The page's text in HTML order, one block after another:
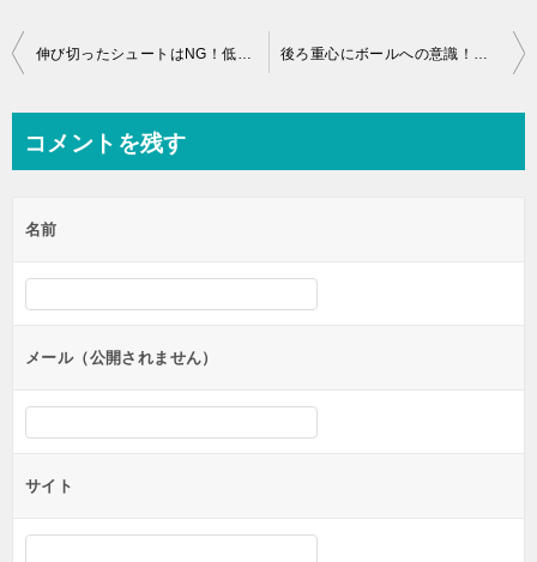
投
ビ
ー
シ
ョ
ン
伸び切ったシュートはNG！低いものを高く見せようとしても意味ないです 後ろ重心にボールへの意識！陸さんへのシュート指導とバスケ手帳
コメントを残す
名前
メール（公開されません）
サイト